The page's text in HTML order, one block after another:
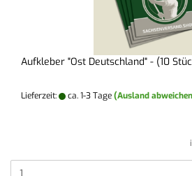
Aufkleber "Ost Deutschland" - (10
Lieferzeit: ca. 1-3 Tage(Ausland